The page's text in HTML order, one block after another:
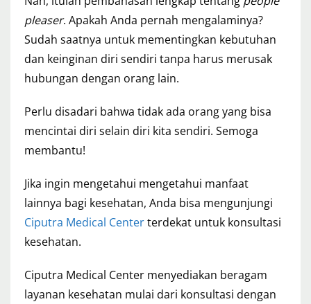
pleaser. Apakah Anda pernah mengalaminya?
Sudah saatnya untuk mementingkan kebutuhan
dan keinginan diri sendiri tanpa harus merusak
hubungan dengan orang lain.
Perlu disadari bahwa tidak ada orang yang bisa
mencintai diri selain diri kita sendiri. Semoga
membantu!
Jika ingin mengetahui mengetahui manfaat
lainnya bagi kesehatan, Anda bisa mengunjungi
Ciputra Medical Centerterdekat untuk konsultasi
kesehatan.
Ciputra Medical Center menyediakan beragam
layanan kesehatan mulai dari konsultasi dengan